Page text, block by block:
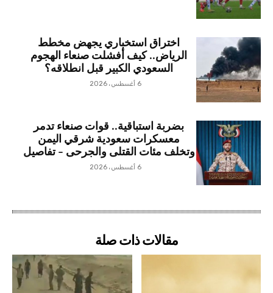
اختراق استخباري يجهض مخطط
الرياض.. كيف أفشلت صنعاء الهجوم
السعودي الكبير قبل انطلاقه؟
6 أغسطس، 2026
بضربة استباقية.. قوات صنعاء تدمر
معسكرات سعودية شرقي اليمن
وتخلف مئات القتلى والجرحى – تفاصيل
6 أغسطس، 2026
مقالات ذات صلة